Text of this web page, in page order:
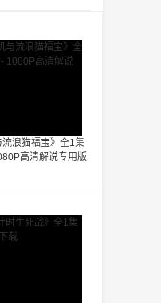
浪猫福宝》全1集
高清解说专用版